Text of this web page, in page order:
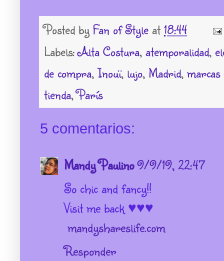
Posted by Fan of Style at 18:44
Labels:Alta Costura, atemporalidad,
de compra,Inouï, lujo, Madrid, marcas
tienda,París
5 comentarios:
Mandy Paulino9/9/19, 22:47
So chic and fancy!!
Visit me back ♥♥♥
mandyshareslife.com
Responder